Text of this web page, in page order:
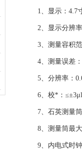
1、显示：4.7
2、显示分辨率
3、测量容积范
4、测量误差：
5、分辨率：
6、校*：≤±3μl
7、石英测量筒
8、测量筒最大
9、内电式时钟